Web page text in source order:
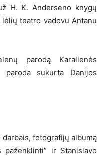
H. K. Anderseno knygų
teatro vadovu Antanu
parodą Karalienės
paroda sukurta Danijos
fotografijų albumą
paženklinti” ir Stanislavo